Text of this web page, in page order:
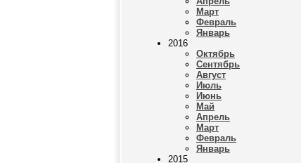
Март
Февраль
Январь
2016
Октябрь
Сентябрь
Август
Июль
Июнь
Май
Апрель
Март
Февраль
Январь
2015